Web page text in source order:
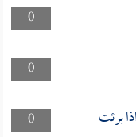
0
0
0
برئت